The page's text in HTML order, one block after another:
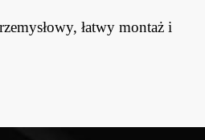
łatwy montaż i